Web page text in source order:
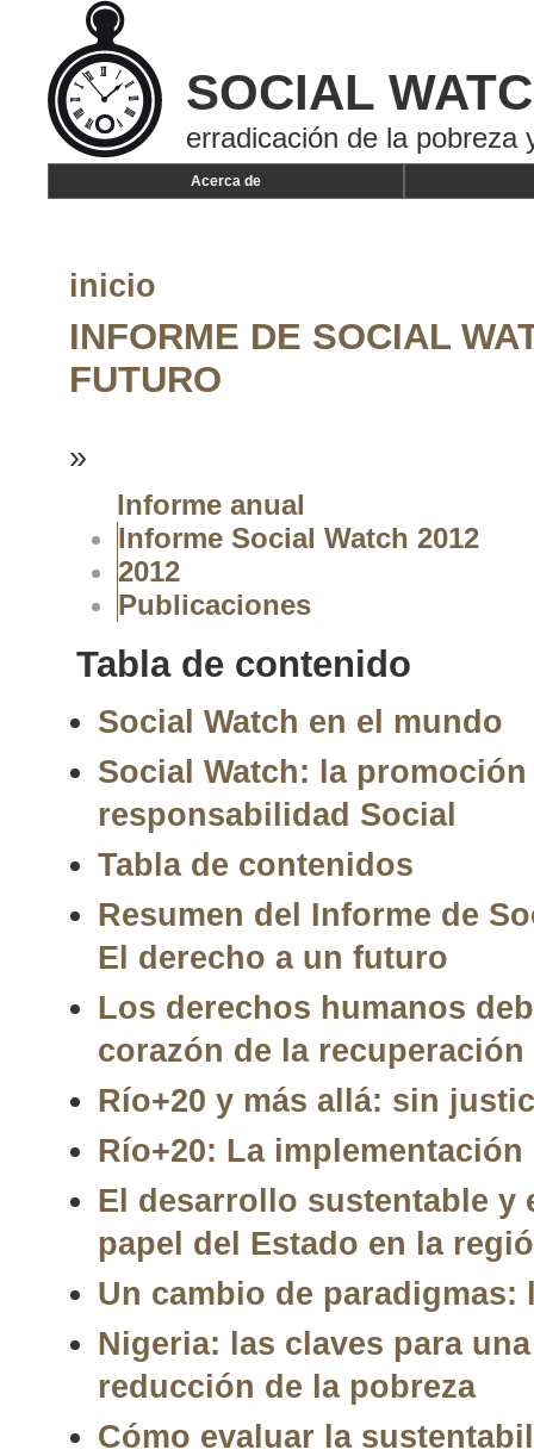
SOCIAL
erradicación de la pobreza
Acerca de
inicio
INFORME DE SOCIAL
FUTURO
»
Informe anual
Informe Social Watch 2012
2012
Publicaciones
Tabla de contenido
Social Watch en el mundo
Social Watch: la promoción
responsabilidad Social
Tabla de contenidos
Resumen del Informe de
El derecho a un futuro
Los derechos humanos
corazón de la
Río+20 y más allá: sin
Río+20: La implementación
El desarrollo sustentable y
papel del Estado en la
Un cambio de paradigmas:
Nigeria: las claves para
reducción de la pobreza
Cómo evaluar la